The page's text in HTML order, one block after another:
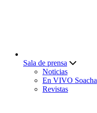
Sala de prensa
Noticias
En VIVO Soacha
Revistas